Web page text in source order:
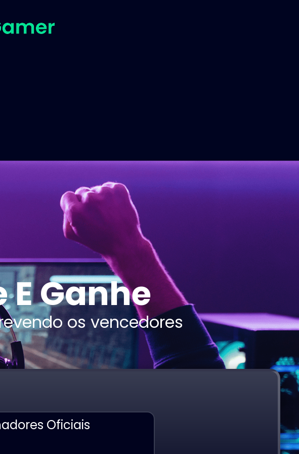
Ganhe
os vencedores
Oficiais